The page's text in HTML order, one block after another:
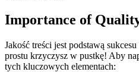
Importance of
Jakość treści jest podstawą
prostu krzyczysz w pustkę! Aby
tych kluczowych elementach: